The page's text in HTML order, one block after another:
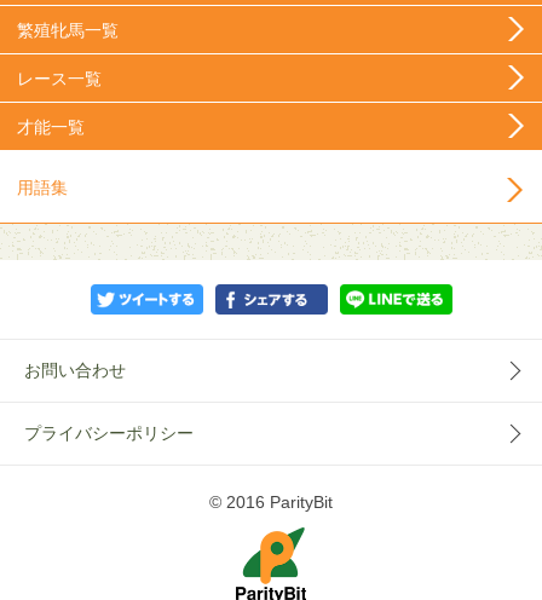
繁殖牝馬一覧
レース一覧
才能一覧
用語集
お問い合わせ
プライバシーポリシー
© 2016 ParityBit